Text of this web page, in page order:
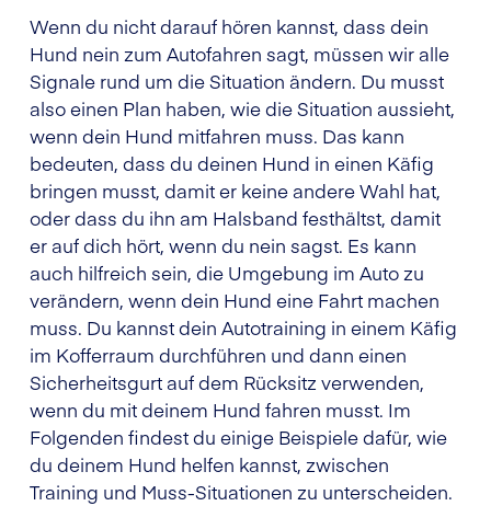
Wenn du nicht darauf hören kannst, dass dein
Hund nein zum Autofahren sagt, müssen wir alle
Signale rund um die Situation ändern. Du musst
also einen Plan haben, wie die Situation aussieht,
wenn dein Hund mitfahren muss. Das kann
bedeuten, dass du deinen Hund in einen Käfig
bringen musst, damit er keine andere Wahl hat,
oder dass du ihn am Halsband festhältst, damit
er auf dich hört, wenn du nein sagst. Es kann
auch hilfreich sein, die Umgebung im Auto zu
verändern, wenn dein Hund eine Fahrt machen
muss. Du kannst dein Autotraining in einem Käfig
im Kofferraum durchführen und dann einen
Sicherheitsgurt auf dem Rücksitz verwenden,
wenn du mit deinem Hund fahren musst. Im
Folgenden findest du einige Beispiele dafür, wie
du deinem Hund helfen kannst, zwischen
Training und Muss-Situationen zu unterscheiden.